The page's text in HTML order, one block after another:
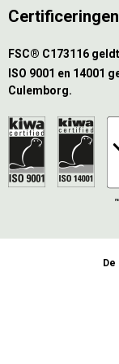
Certificeringen
FSC® C173116
ISO 9001 en 14001
Culemborg.